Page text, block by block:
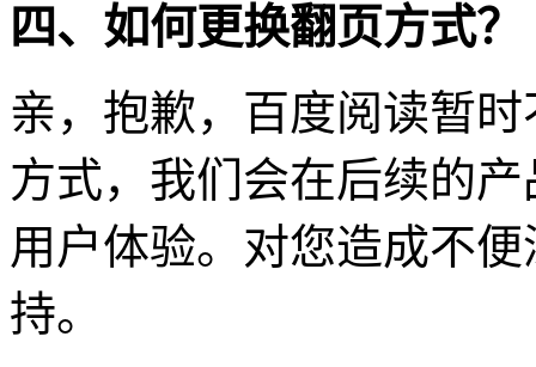
四、如何更换翻页方式？
亲，抱歉，百度阅读暂
方式，我们会在后续的
用户体验。对您造成不
持。